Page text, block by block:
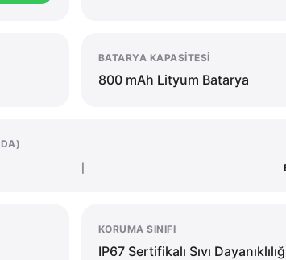
BATARYA KAPASITESI
800 mAh Lityum Batarya
KORUMA SINIFI
IP67 Sertifikalı Sıvı